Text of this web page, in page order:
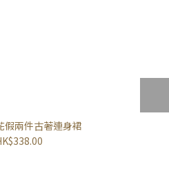
假兩件古著連身裙